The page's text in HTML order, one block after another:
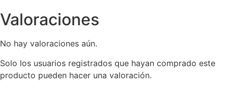
Valoraciones
No hay valoraciones aún.
Solo los usuarios registrados que hayan comprado este
producto pueden hacer una valoración.